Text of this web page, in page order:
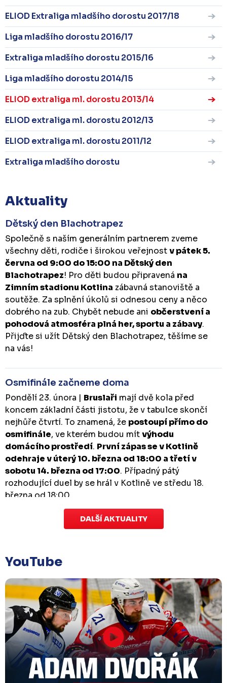
ELIOD Extraliga mladšího dorostu 2017/18
Liga mladšího dorostu 2016/17
Extraliga mladšího dorostu 2015/16
Liga mladšího dorostu 2014/15
ELIOD extraliga ml. dorostu 2013/14
ELIOD extraliga ml. dorostu 2012/13
ELIOD extraliga ml. dorostu 2011/12
Extraliga mladšího dorostu
Aktuality
Dětský den Blachotrapez
Společně s naším generálním partnerem zveme
všechny děti, rodiče i širokou veřejnostv pátek 5.
června od 9:00 do 15:00 na Dětský den
Blachotrapez! Pro děti budou připravená na
Zimním stadionu Kotlina zábavná stanoviště a
soutěže. Za splnění úkolů si odnesou ceny a něco
dobrého na zub. Chybět nebude ani občerstvení a
pohodová atmosféra plná her, sportu a zábavy.
Přijďte si užít Dětský den Blachotrapez, těšíme se
na vás!
Osmifinále začneme doma
Pondělí 23. února | Bruslaři mají dvě kola před
koncem základní části jistotu, že v tabulce skončí
nejhůře čtvrtí. To znamená, že postoupí přímo do
osmifinále, ve kterém budou mítvýhodu
domácího prostředí. První zápas se v Kotlině
odehraje v úterý 10. března od 18:00 a třetí v
sobotu 14. března od 17:00. Případný pátý
rozhodující duel by se hrál v Kotlině ve středu 18.
března od 18:00.
Zápas dorostu je odložen
které se mělo odehrát v pátek 30. ledna ve 14:15,
odloženo!Odehraje se v náhradním termínu, o
kterém se bude jednat.
Náhradní termín 32. kola
Úterý 27. ledna |Utkání 32. kola v Písku, které se
mělo původně odehrát 31. ledna, bylo z důvodu
marodky Králůodloženo. Kluby se domluvily na
náhradním termínu, Bruslaři se s Pískem utkají
venkuv pondělí 16. února od 18:00.
DALŠÍ AKTUALITY
YouTube